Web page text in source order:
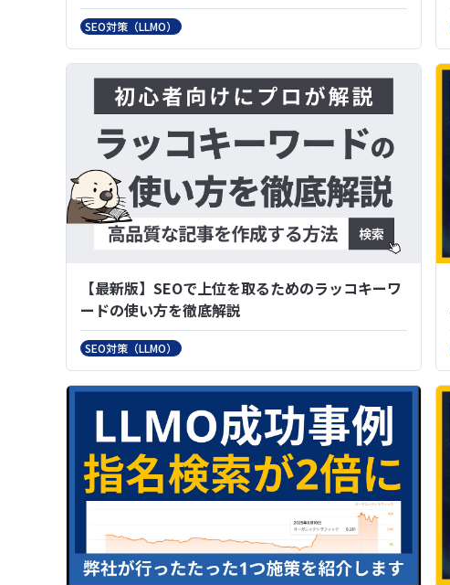
SEO対策（LLMO）
【最新版】SEOで上位を取るためのラッコキーワ
ードの使い方を徹底解説
SEO対策（LLMO）